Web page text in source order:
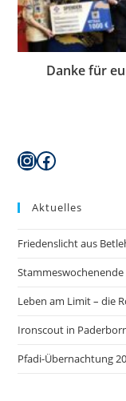
Danke für
Instagram
Facebook
Aktuelles
Friedenslicht aus
Leben am Limit – die
Ironscout in
Pfadi-Übernachtung